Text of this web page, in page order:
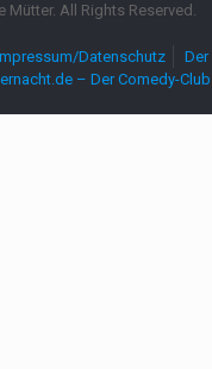
Mütter. All Rights Reserved.
Datenschutz
– Der Comedy-Club